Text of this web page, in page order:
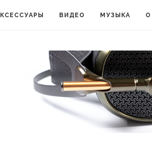
ВИДЕО МУЗЫКА О